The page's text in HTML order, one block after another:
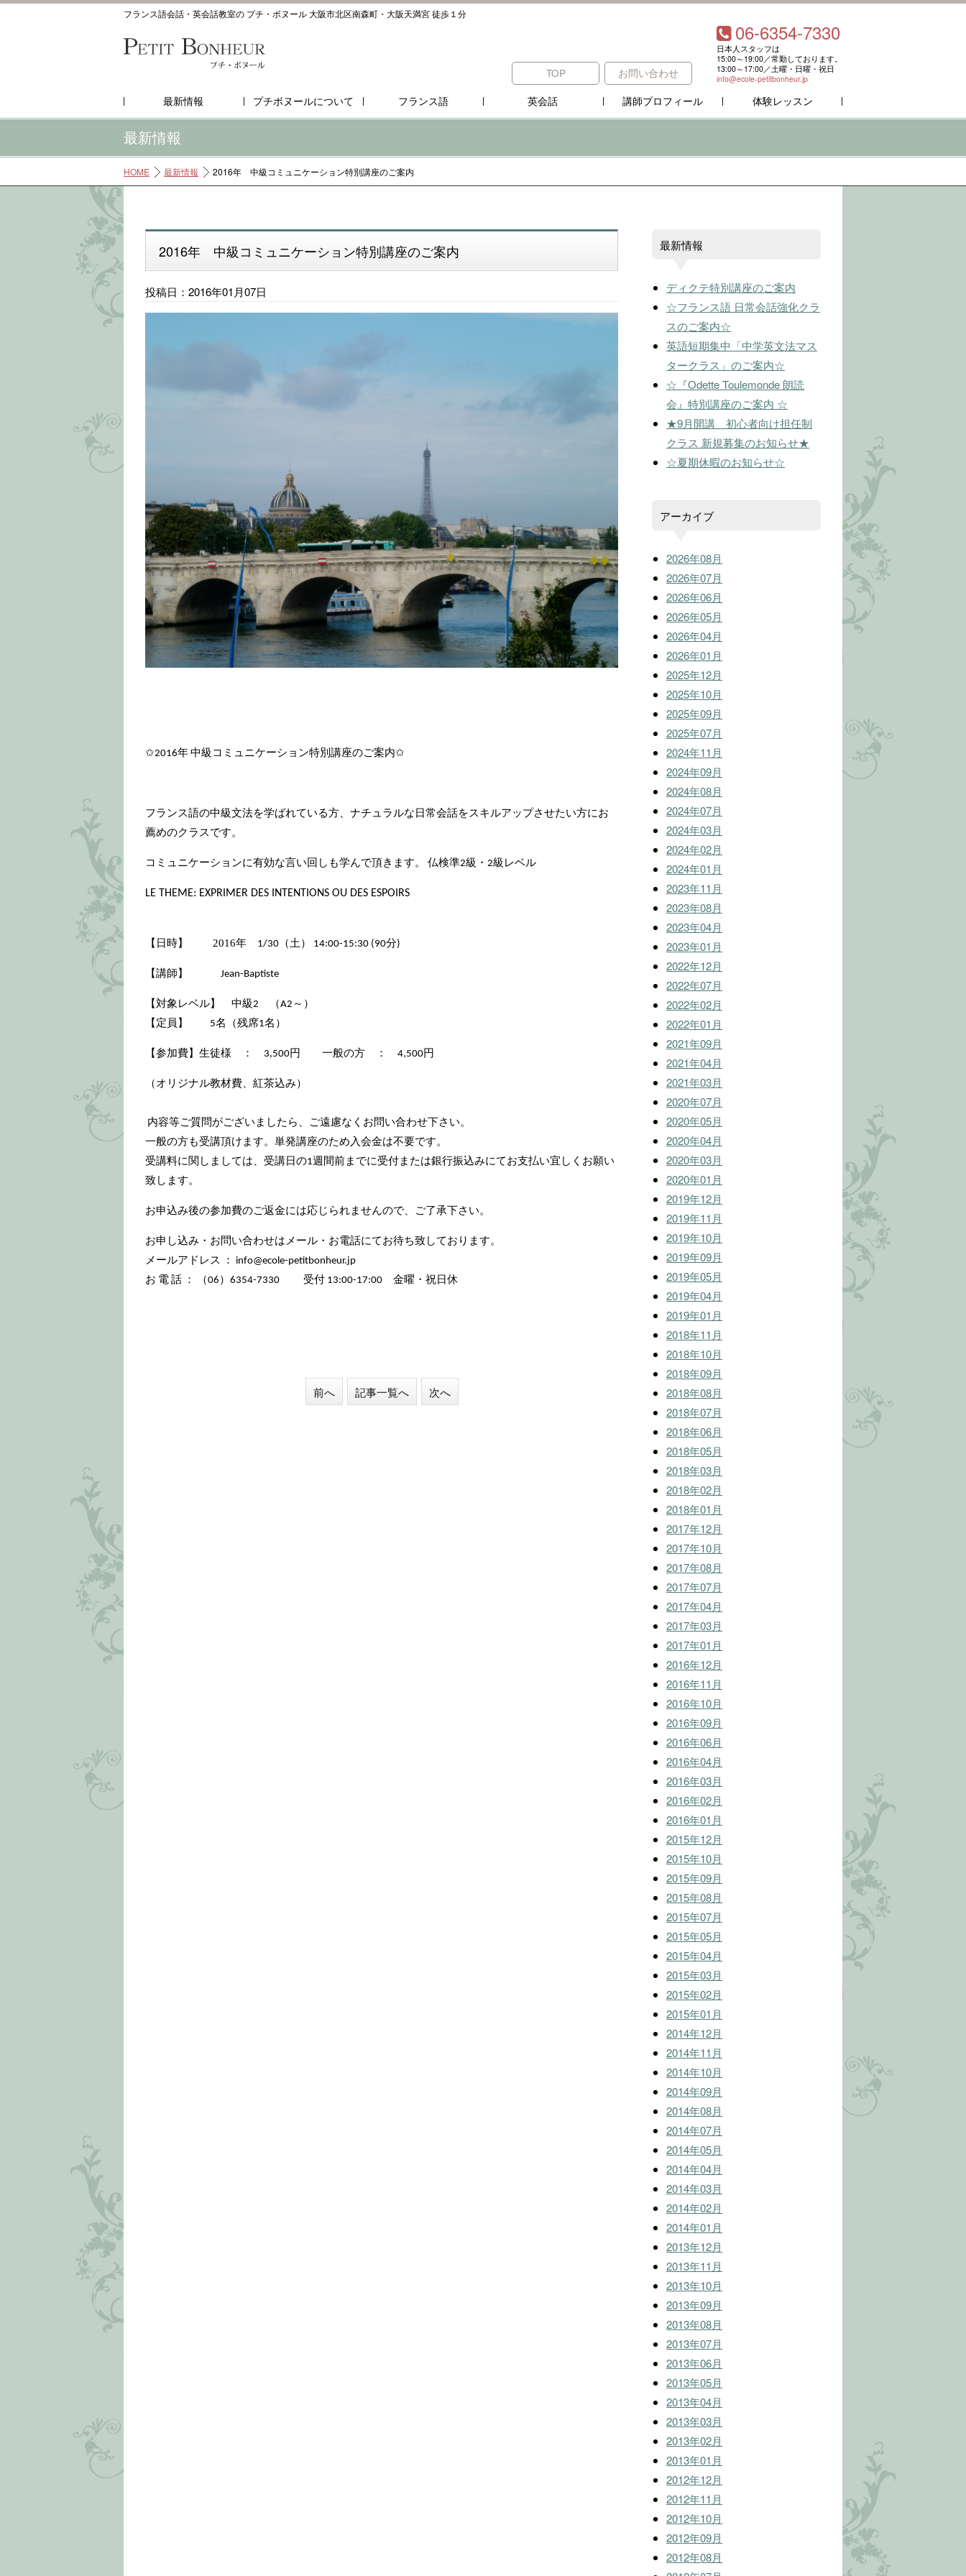
フランス語会話・英会話教室の プチ・ボヌール 大阪市北区南森町・大阪天満宮 徒歩１分
TOP お問い合わせ
06-6354-7330
日本人スタッフは
15:00～19:00／常勤しております。
13:00～17:00／土曜・日曜・祝日
info@ecole-petitbonheur.jp
最新情報 プチボヌールについて フランス語 英会話 講師プロフィール 体験レッスン
最新情報
HOME 最新情報 2016年 中級コミュニケーション特別講座のご案内
2016年 中級コミュニケーション特別講座のご案内
投稿日：2016年01月07日
✩2016年 中級コミュニケーション特別講座のご案内✩
フランス語の中級文法を学ばれている方、ナチュラルな日常会話をスキルアップさせたい方にお
薦めのクラスです。
コミュニケーションに有効な言い回しも学んで頂きます。 仏検準2級・2級レベル
LE THEME: EXPRIMER DES INTENTIONS OU DES ESPOIRS
【日時】 2016年 1/30（土） 14:00-15:30 (90分)
【講師】 Jean-Baptiste
【対象レベル】 中級2 （A2～）
【定員】 5名（残席1名）
【参加費】生徒様 ： 3,500円 一般の方 ： 4,500円
（オリジナル教材費、紅茶込み）
内容等ご質問がございましたら、ご遠慮なくお問い合わせ下さい。
一般の方も受講頂けます。単発講座のため入会金は不要です。
受講料に関しましては、受講日の1週間前までに受付または銀行振込みにてお支払い宜しくお願い
致します。
お申込み後の参加費のご返金には応じられませんので、ご了承下さい。
お申し込み・お問い合わせはメール・お電話にてお待ち致しております。
メールアドレス ： info@ecole-petitbonheur.jp
お 電 話 ： （06）6354-7330 受付 13:00-17:00 金曜・祝日休
前へ 記事一覧へ 次へ
最新情報
ディクテ特別講座のご案内
☆フランス語 日常会話強化クラ
スのご案内☆
英語短期集中「中学英文法マス
タークラス」のご案内☆
☆『Odette Toulemonde 朗読
会』特別講座のご案内 ☆
★9月開講 初心者向け担任制
クラス 新規募集のお知らせ★
☆夏期休暇のお知らせ☆
アーカイブ
2026年08月
2026年07月
2026年06月
2026年05月
2026年04月
2026年01月
2025年12月
2025年10月
2025年09月
2025年07月
2024年11月
2024年09月
2024年08月
2024年07月
2024年03月
2024年02月
2024年01月
2023年11月
2023年08月
2023年04月
2023年01月
2022年12月
2022年07月
2022年02月
2022年01月
2021年09月
2021年04月
2021年03月
2020年07月
2020年05月
2020年04月
2020年03月
2020年01月
2019年12月
2019年11月
2019年10月
2019年09月
2019年05月
2019年04月
2019年01月
2018年11月
2018年10月
2018年09月
2018年08月
2018年07月
2018年06月
2018年05月
2018年03月
2018年02月
2018年01月
2017年12月
2017年10月
2017年08月
2017年07月
2017年04月
2017年03月
2017年01月
2016年12月
2016年11月
2016年10月
2016年09月
2016年06月
2016年04月
2016年03月
2016年02月
2016年01月
2015年12月
2015年10月
2015年09月
2015年08月
2015年07月
2015年05月
2015年04月
2015年03月
2015年02月
2015年01月
2014年12月
2014年11月
2014年10月
2014年09月
2014年08月
2014年07月
2014年05月
2014年04月
2014年03月
2014年02月
2014年01月
2013年12月
2013年11月
2013年10月
2013年09月
2013年08月
2013年07月
2013年06月
2013年05月
2013年04月
2013年03月
2013年02月
2013年01月
2012年12月
2012年11月
2012年10月
2012年09月
2012年08月